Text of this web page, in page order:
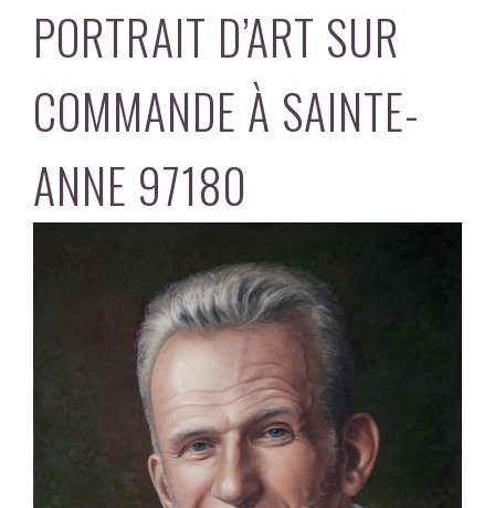
PORTRAIT D’ART SUR
COMMANDE À SAINTE-
ANNE 97180